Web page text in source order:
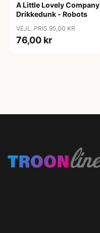
A Little Lovely Company
Drikkedunk - Robots
VEJL. PRIS 95,00 KR
76,00 kr